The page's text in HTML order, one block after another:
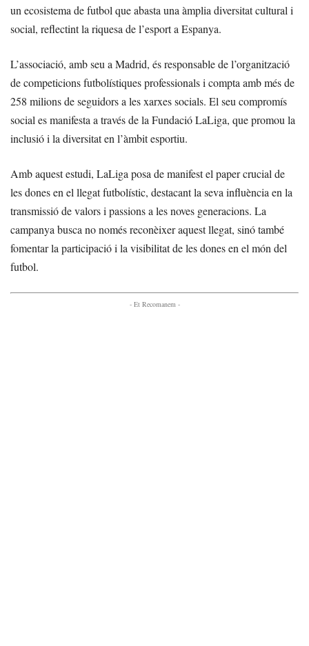
un ecosistema de futbol que abasta una àmplia diversitat cultural i
social, reflectint la riquesa de l’esport a Espanya.
L’associació, amb seu a Madrid, és responsable de l’organització
de competicions futbolístiques professionals i compta amb més de
258 milions de seguidors a les xarxes socials. El seu compromís
social es manifesta a través de la Fundació LaLiga, que promou la
inclusió i la diversitat en l’àmbit esportiu.
Amb aquest estudi, LaLiga posa de manifest el paper crucial de
les dones en el llegat futbolístic, destacant la seva influència en la
transmissió de valors i passions a les noves generacions. La
campanya busca no només reconèixer aquest llegat, sinó també
fomentar la participació i la visibilitat de les dones en el món del
futbol.
- Et Recomanem -